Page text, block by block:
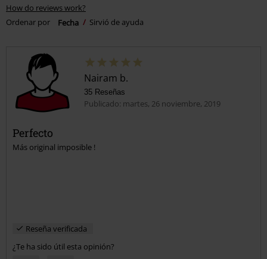
How do reviews work?
Ordenar por
Fecha Sirvió de ayuda
Nairam b.
35 Reseñas
Publicado: martes, 26 noviembre, 2019
Perfecto
Más original imposible !
Reseña verificada
¿Te ha sido útil esta opinión?